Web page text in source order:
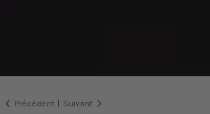
Précédent Suivant